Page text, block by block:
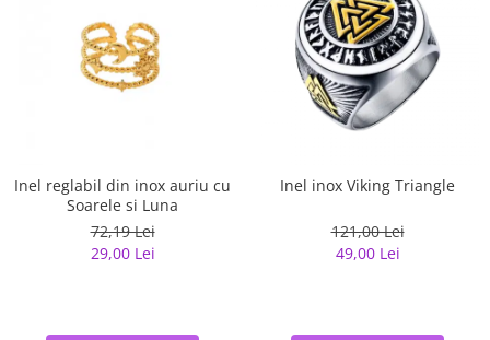
Inel reglabil din inox auriu cu
Soarele si Luna
72,19 Lei
29,00 Lei
Inel inox Viking Triangle
121,00 Lei
49,00 Lei